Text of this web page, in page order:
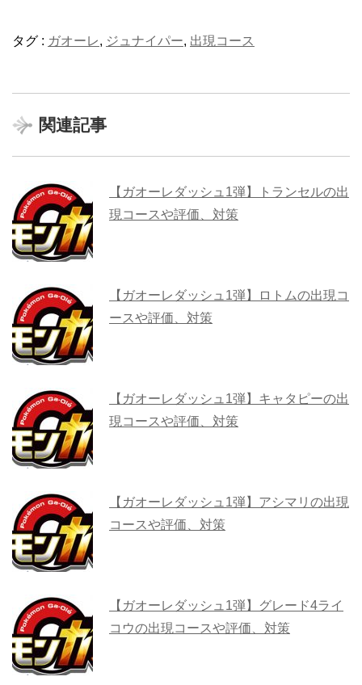
タグ : ガオーレ, ジュナイパー, 出現コース
関連記事
【ガオーレダッシュ1弾】トランセルの出
現コースや評価、対策
【ガオーレダッシュ1弾】ロトムの出現コ
ースや評価、対策
【ガオーレダッシュ1弾】キャタピーの出
現コースや評価、対策
【ガオーレダッシュ1弾】アシマリの出現
コースや評価、対策
【ガオーレダッシュ1弾】グレード4ライ
コウの出現コースや評価、対策